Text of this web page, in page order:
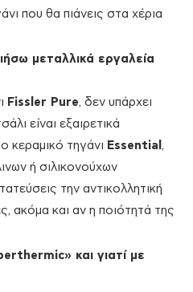
που θα πιάνεις στα χέρια
μεταλλικά εργαλεία
Fissler Pure, δεν υπάρχει
είναι εξαιρετικά
κεραμικό τηγάνι Essential ,
ή σιλικονούχων
την αντικολλητική
ακόμα και αν η ποιότητά της
και γιατί με